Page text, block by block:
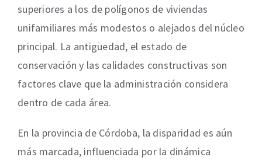
superiores a los de polígonos de viviendas
unifamiliares más modestos o alejados del núcleo
principal. La antigüedad, el estado de
conservación y las calidades constructivas son
factores clave que la administración considera
dentro de cada área.
En la provincia de Córdoba, la disparidad es aún
más marcada, influenciada por la dinámica